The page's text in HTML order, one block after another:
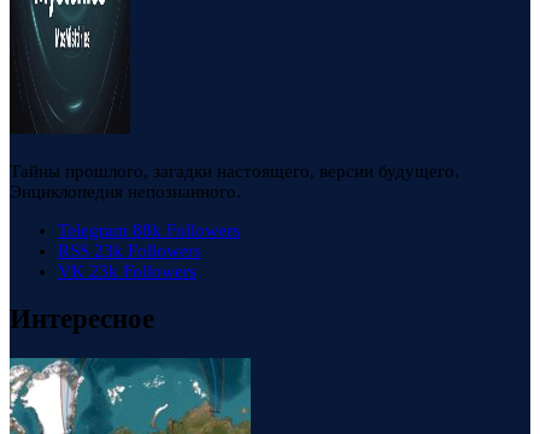
Тайны прошлого, загадки настоящего, версии будущего.
Энциклопедия непознанного.
Telegram 88k Followers
RSS 23k Followers
VK 23k Followers
Интересное